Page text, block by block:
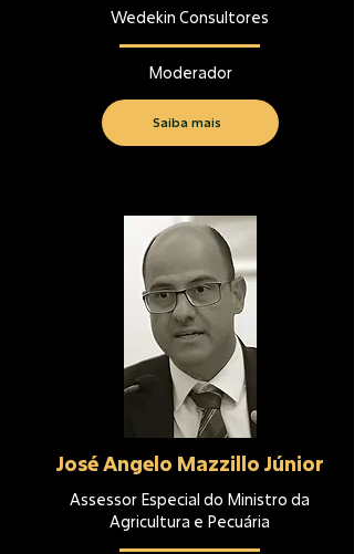
Wedekin Consultores
Moderador
Saiba mais
José Angelo Mazzillo Júnior
Assessor Especial do Ministro da
Agricultura e Pecuária